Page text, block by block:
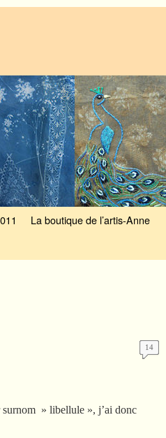
La boutique de l’artis-Anne
14
surnom » libellule », j’ai donc